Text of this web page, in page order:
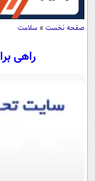
صفحه نخست » سلامت
راهی